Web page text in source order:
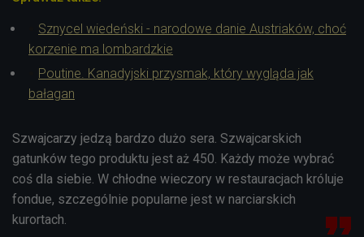
Sznycel wiedeński - narodowe danie Austriaków, choć
korzenie ma lombardzkie
Poutine. Kanadyjski przysmak, który wygląda jak
bałagan
Szwajcarzy jedzą bardzo dużo sera. Szwajcarskich
gatunków tego produktu jest aż 450. Każdy może wybrać
coś dla siebie. W chłodne wieczory w restauracjach króluje
fondue, szczególnie popularne jest w narciarskich
kurortach.